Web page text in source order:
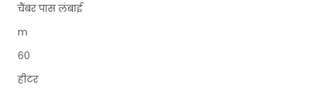
चैंबर पास लंबाई
m
60
हीटर